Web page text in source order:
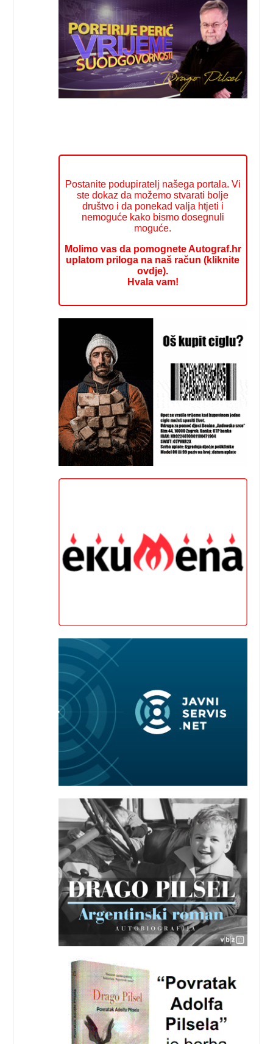
Postanite podupiratelj našega portala. Vi
ste dokaz da možemo stvarati bolje
društvo i da ponekad valja htjeti i
nemoguće kako bismo dosegnuli
moguće.
Molimo vas da pomognete Autograf.hr
uplatom priloga na naš račun (kliknite
ovdje).
Hvala vam!